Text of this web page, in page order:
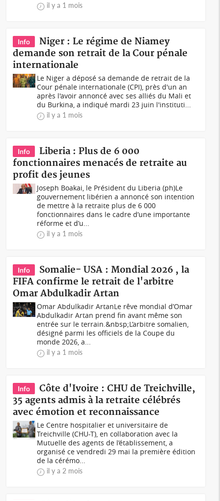
il y a 1 mois
Info
Niger : Le régime de Niamey
demande son retrait de la Cour pénale
internationale
Le Niger a déposé sa demande de retrait de la
Cour pénale internationale (CPI), près d'un an
après l'avoir annoncé avec ses alliés du Mali et
du Burkina, a indiqué mardi 23 juin l'instituti...
il y a 1 mois
Info
Liberia : Plus de 6 000
fonctionnaires menacés de retraite au
profit des jeunes
Joseph Boakai, le Président du Liberia (ph)Le
gouvernement libérien a annoncé son intention
de mettre à la retraite plus de 6 000
fonctionnaires dans le cadre d’une importante
réforme et d’u...
il y a 1 mois
Info
Somalie- USA : Mondial 2026 , la
FIFA confirme le retrait de l'arbitre
Omar Abdulkadir Artan
Omar Abdulkadir ArtanLe rêve mondial d’Omar
Abdulkadir Artan prend fin avant même son
entrée sur le terrain.&nbsp;L’arbitre somalien,
désigné parmi les officiels de la Coupe du
monde 2026, a...
il y a 1 mois
Info
Côte d'Ivoire : CHU de Treichville,
35 agents admis à la retraite célébrés
avec émotion et reconnaissance
Le Centre hospitalier et universitaire de
Treichville (CHU-T), en collaboration avec la
Mutuelle des agents de l’établissement, a
organisé ce vendredi 29 mai la première édition
de la cérémo...
il y a 2 mois